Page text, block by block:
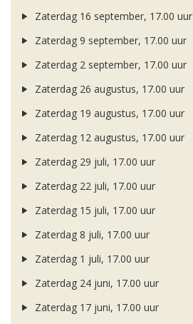
Zaterdag 16 september, 17.00 uur
Zaterdag 9 september, 17.00 uur
Zaterdag 2 september, 17.00 uur
Zaterdag 26 augustus, 17.00 uur
Zaterdag 19 augustus, 17.00 uur
Zaterdag 12 augustus, 17.00 uur
Zaterdag 29 juli, 17.00 uur
Zaterdag 22 juli, 17.00 uur
Zaterdag 15 juli, 17.00 uur
Zaterdag 8 juli, 17.00 uur
Zaterdag 1 juli, 17.00 uur
Zaterdag 24 juni, 17.00 uur
Zaterdag 17 juni, 17.00 uur